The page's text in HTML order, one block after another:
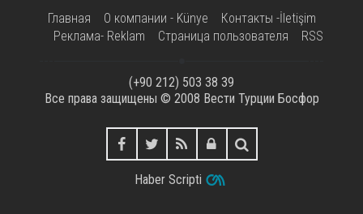
Главная О компании - Künye
Контакты -İletişim
Реклама- Reklam
Страница пользователя RSS
(+90 212) 503 38 39
Все права защищены © 2008 Вести Турции Босфор
Haber Scripti